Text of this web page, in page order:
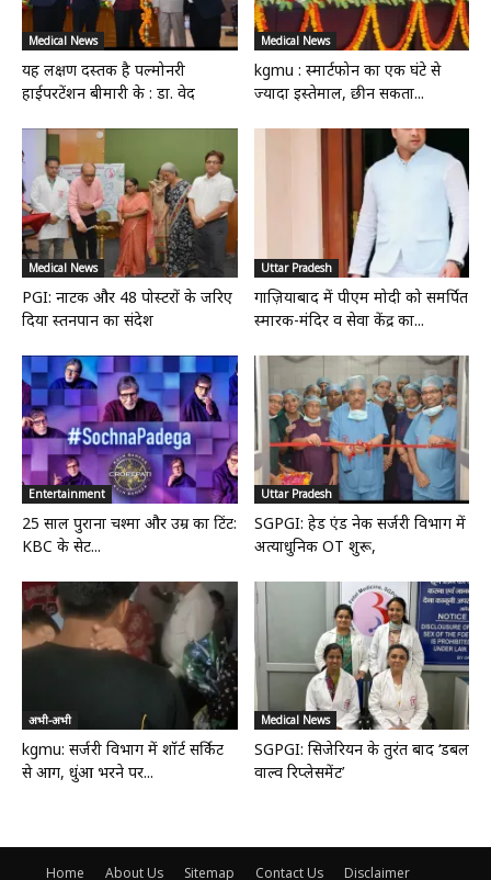
Medical News
यह लक्षण दस्तक है पल्मोनरी
हाईपरटेंशन बीमारी के : डा. वेद
Medical News
kgmu : स्मार्टफोन का एक घंटे से
ज्यादा इस्तेमाल, छीन सकता...
Medical News
PGI: नाटक और 48 पोस्टरों के जरिए
दिया स्तनपान का संदेश
Uttar Pradesh
गाज़ियाबाद में पीएम मोदी को समर्पित
स्मारक-मंदिर व सेवा केंद्र का...
Entertainment
25 साल पुराना चश्मा और उम्र का टिंट:
KBC के सेट...
Uttar Pradesh
SGPGI: हेड एंड नेक सर्जरी विभाग में
अत्याधुनिक OT शुरू,
अभी-अभी
kgmu: सर्जरी विभाग में शॉर्ट सर्किट
से आग, धुंआ भरने पर...
Medical News
SGPGI: सिजेरियन के तुरंत बाद ‘डबल
वाल्व रिप्लेसमेंट’
Home About Us Sitemap Contact Us Disclaimer